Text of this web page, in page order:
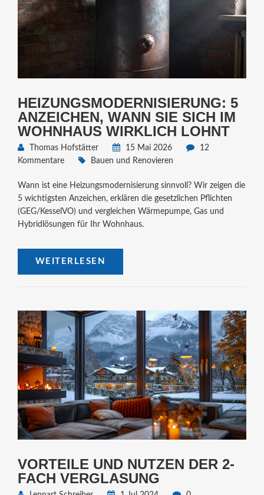
HEIZUNGSMODERNISIERUNG: 5
ANZEICHEN, WANN SIE SICH IM
WOHNHAUS WIRKLICH LOHNT
Thomas Hofstätter 15 Mai 2026
12
Kommentare
Bauen und Renovieren
Wann ist eine Heizungsmodernisierung sinnvoll? Wir zeigen die
5 wichtigsten Anzeichen, erklären die gesetzlichen Pflichten
(GEG/KesselVO) und vergleichen Wärmepumpe, Gas und
Hybridlösungen für Ihr Wohnhaus.
WEITERLESEN
VORTEILE UND NUTZEN DER 2-
FACH VERGLASUNG